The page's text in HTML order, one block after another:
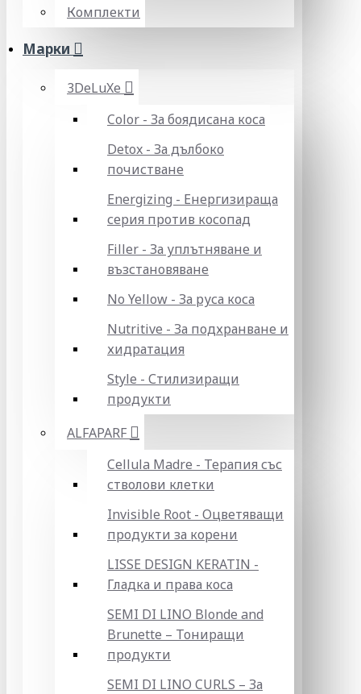
Комплекти
Марки
3DeLuXe
Color - За боядисана коса
Detox - За дълбоко
почистване
Energizing - Енергизираща
серия против косопад
Filler - За уплътняване и
възстановяване
No Yellow - За руса коса
Nutritive - За подхранване и
хидратация
Style - Стилизиращи
продукти
ALFAPARF
Cellula Madre - Терапия със
стволови клетки
Invisible Root - Оцветяващи
продукти за корени
LISSE DESIGN KERATIN -
Гладка и права коса
SEMI DI LINO Blonde and
Brunette – Тониращи
продукти
SEMI DI LINO CURLS – За